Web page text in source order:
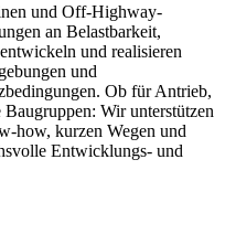
und Off-Highway-
an Belastbarkeit,
und realisieren
und
Ob für Antrieb,
Wir unterstützen
how, kurzen Wegen und
Entwicklungs- und